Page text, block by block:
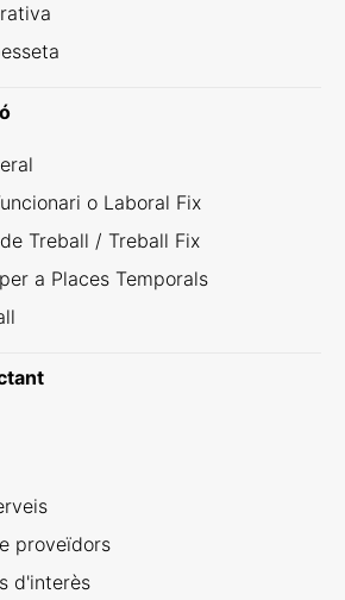
o Laboral Fix
Treball / Treball Fix
a Places Temporals
proveïdors
d'interès